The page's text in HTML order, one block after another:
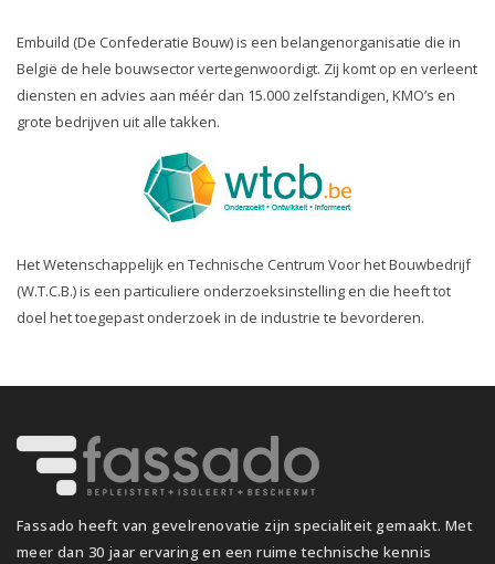
Embuild (De Confederatie Bouw) is een belangenorganisatie die in
België de hele bouwsector vertegenwoordigt. Zij komt op en verleent
diensten en advies aan méér dan 15.000 zelfstandigen, KMO’s en
grote bedrijven uit alle takken.
Het Wetenschappelijk en Technische Centrum Voor het Bouwbedrijf
(W.T.C.B.) is een particuliere onderzoeksinstelling en die heeft tot
doel het toegepast onderzoek in de industrie te bevorderen.
Fassado heeft van gevelrenovatie zijn specialiteit gemaakt. Met
meer dan 30 jaar ervaring en een ruime technische kennis